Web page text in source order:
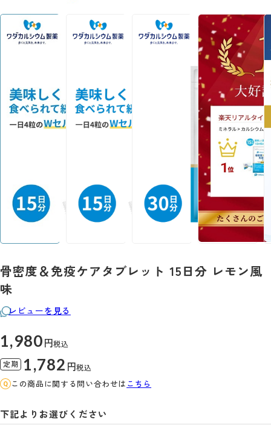
骨密度＆免疫ケアタブレット 15日分 レモン風
味
レビューを見る
1,980 円税込
定期 1,782 円税込
この商品に関する問い合わせは こちら
下記よりお選びください